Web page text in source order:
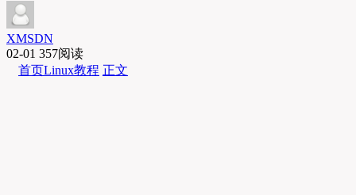
XMSDN
02-01 357阅读
首页Linux教程 正文